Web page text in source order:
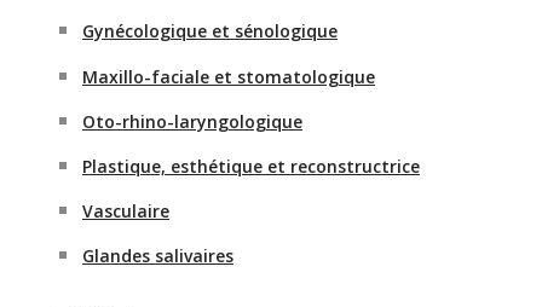
Gynécologique et sénologique
Maxillo-faciale et stomatologique
Oto-rhino-laryngologique
Plastique, esthétique et reconstructrice
Vasculaire
Glandes salivaires